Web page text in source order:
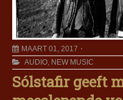
MAART 01, 2017
AUDIO, NEW MUSIC
Sólstafir geeft